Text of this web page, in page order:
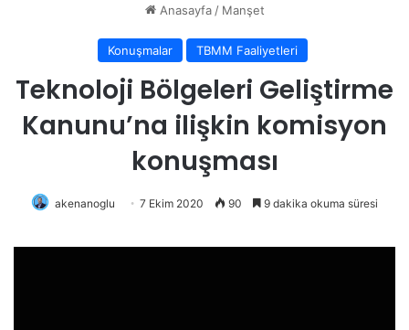
Anasayfa / Manşet
Konuşmalar TBMM Faaliyetleri
Teknoloji Bölgeleri Geliştirme
Kanunu’na ilişkin komisyon
konuşması
akenanoglu 7 Ekim 2020 90 9 dakika okuma süresi